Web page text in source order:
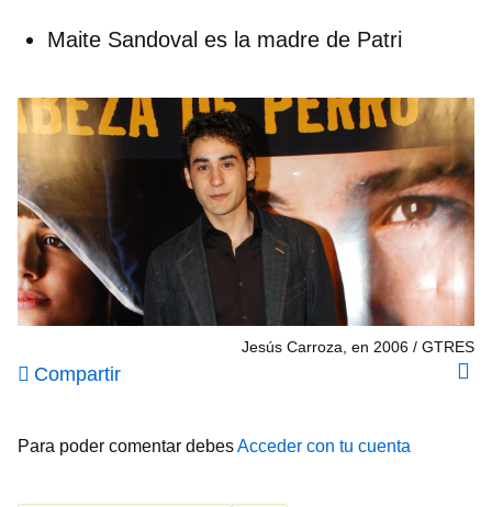
Maite Sandoval es la madre de Patri
Jesús Carroza, en 2006 GTRES
Compartir
Para poder comentar debesAcceder con tu cuenta